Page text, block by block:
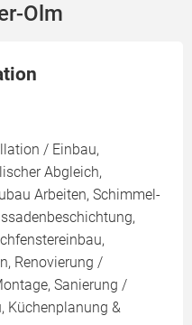
Olm
/ Einbau,
Abgleich,
Arbeiten, Schimmel-
Renovierung /
Sanierung /
Küchenplanung &